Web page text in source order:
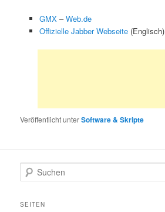
GMX –Web.de
Offizielle Jabber Webseite(Englisch)
Veröffentlicht unterSoftware & Skripte
u
h
SEITEN